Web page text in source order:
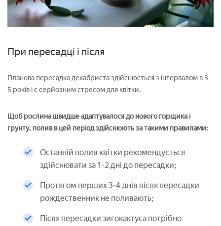
При пересадці і після
Планова пересадка декабриста здійснюється з інтервалом в 3-
5 років і є серйозним стресом для квітки.
Щоб рослина швидше адаптувалося до нового горщика і
грунту, полив в цей період здійснюють за такими правилами:
Останній полив квітки рекомендується
здійснювати за 1-2 дні до пересадки;
Протягом перших 3-4 днів після пересадки
рождественник не поливають;
Після пересадки зигокактуса потрібно